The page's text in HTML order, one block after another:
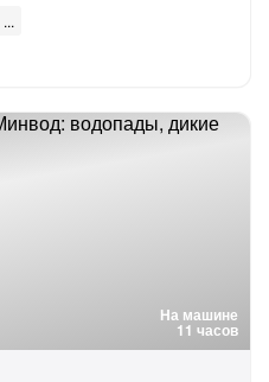
На машине
11 часов